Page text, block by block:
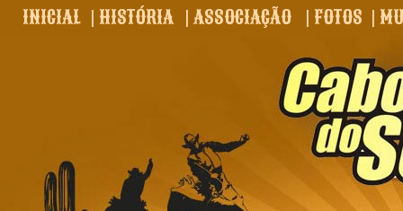
INICIAL | HISTÓRIA | ASSOCIAÇÃO | FOTOS |